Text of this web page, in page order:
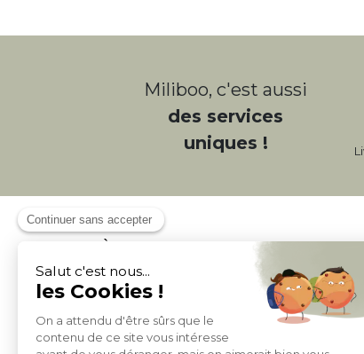
Miliboo, c'est aussi
des services
uniques !
À PROPOS DE MILIBOO
Qui sommes nous et nos engagements
Moyens de paiement
Livraison